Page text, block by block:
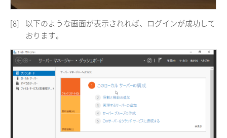
[8]
以下のような画面が表示されれば、ログインが成功して
おります。